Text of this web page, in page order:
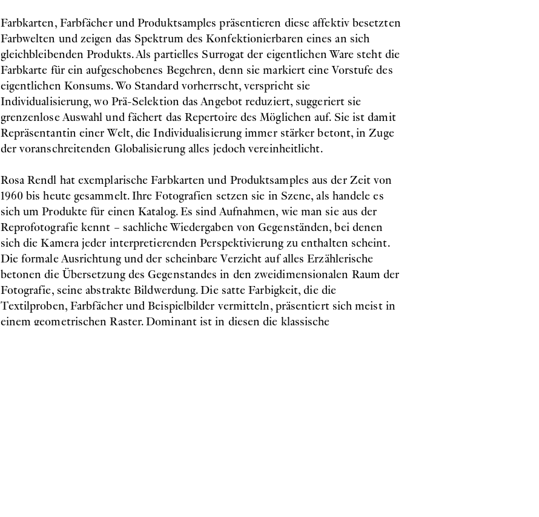
Farbkarten, Farbfächer und Produktsamples präsentieren diese affektiv besetzten
Farbwelten und zeigen das Spektrum des Konfektionierbaren eines an sich
gleichbleibenden Produkts. Als partielles Surrogat der eigentlichen Ware steht die
Farbkarte für ein aufgeschobenes Begehren, denn sie markiert eine Vorstufe des
eigentlichen Konsums. Wo Standard vorherrscht, verspricht sie
Individualisierung, wo Prä-Selektion das Angebot reduziert, suggeriert sie
grenzenlose Auswahl und fächert das Repertoire des Möglichen auf. Sie ist damit
Repräsentantin einer Welt, die Individualisierung immer stärker betont, in Zuge
der voranschreitenden Globalisierung alles jedoch vereinheitlicht.
Rosa Rendl hat exemplarische Farbkarten und Produktsamples aus der Zeit von
1960 bis heute gesammelt. Ihre Fotografien setzen sie in Szene, als handele es
sich um Produkte für einen Katalog. Es sind Aufnahmen, wie man sie aus der
Reprofotografie kennt – sachliche Wiedergaben von Gegenständen, bei denen
sich die Kamera jeder interpretierenden Perspektivierung zu enthalten scheint.
Die formale Ausrichtung und der scheinbare Verzicht auf alles Erzählerische
betonen die Übersetzung des Gegenstandes in den zweidimensionalen Raum der
Fotografie, seine abstrakte Bildwerdung. Die satte Farbigkeit, die die
Textilproben, Farbfächer und Beispielbilder vermitteln, präsentiert sich meist in
einem geometrischen Raster. Dominant ist in diesen die klassische